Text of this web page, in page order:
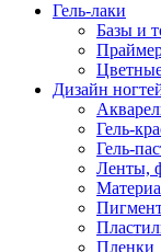
Гель-лаки
Базы и
Дизайн
Гель-
Гель-
Ленты,
Пленки